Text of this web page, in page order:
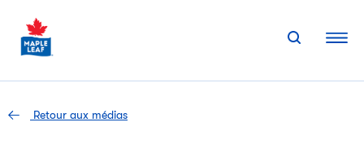
content
Retour aux médias